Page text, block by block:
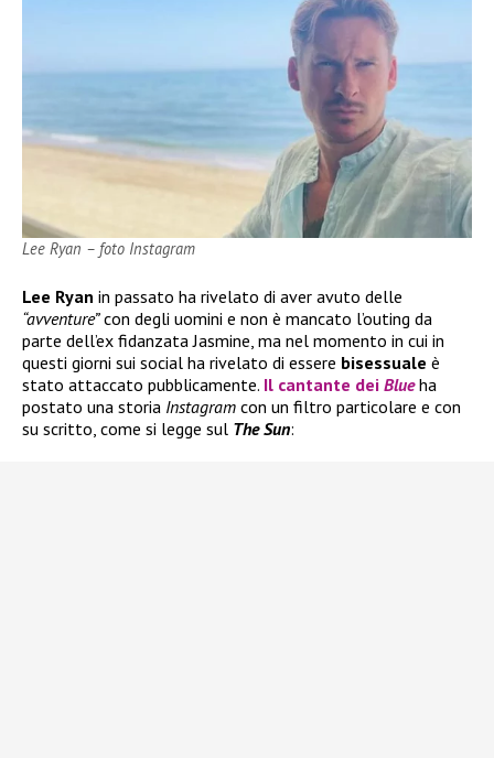
Lee Ryan – foto Instagram
Lee Ryan in passato ha rivelato di aver avuto delle
“avventure”con degli uomini e non è mancato l’outing da
parte dell’ex fidanzata Jasmine, ma nel momento in cui in
questi giorni sui social ha rivelato di essere bisessuale è
stato attaccato pubblicamente. Il cantante dei Blue ha
postato una storia Instagram con un filtro particolare e con
su scritto, come si legge sul The Sun: